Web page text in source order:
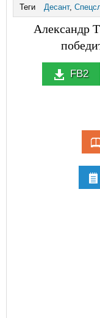
Теги Десант,
Александр
FB2